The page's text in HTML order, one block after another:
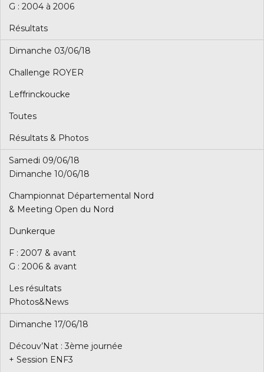
G : 2004 à 2006
Résultats
Dimanche 03/06/18
Challenge ROYER
Leffrinckoucke
Toutes
Résultats & Photos
Samedi 09/06/18
Dimanche 10/06/18
Championnat Départemental Nord
& Meeting Open du Nord
Dunkerque
F : 2007 & avant
G : 2006 & avant
Les résultats
Photos&News
Dimanche 17/06/18
Découv’Nat : 3ème journée
+ Session ENF3